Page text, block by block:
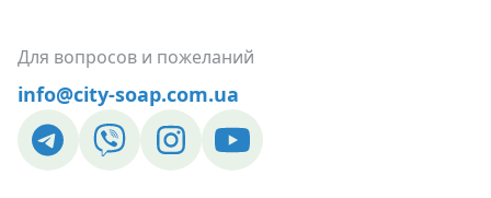
Для вопросов и пожеланий
info@city-soap.com.ua